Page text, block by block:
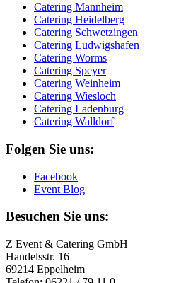
Catering Mannheim
Catering Heidelberg
Catering Schwetzingen
Catering Ludwigshafen
Catering Worms
Catering Speyer
Catering Weinheim
Catering Wiesloch
Catering Ladenburg
Catering Walldorf
Folgen Sie uns:
Facebook
Event Blog
Besuchen Sie uns:
Z Event & Catering GmbH
Handelsstr. 16
69214 Eppelheim